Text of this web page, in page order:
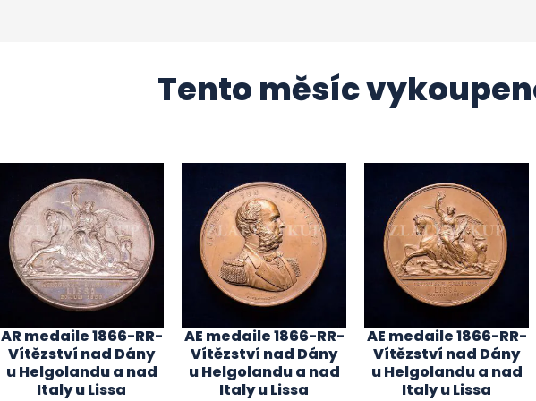
Tento měsíc
AR medaile 1866-RR-
Vítězství nad Dány
u Helgolandu a nad
Italy u Lissa
AE medaile 1866-RR-
Vítězství nad Dány
u Helgolandu a nad
Italy u Lissa
AE medaile 1866-RR-
Vítězství nad Dány
u Helgolandu a nad
Italy u Lissa